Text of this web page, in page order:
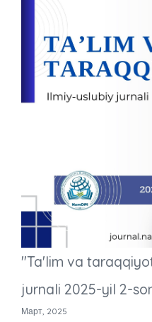
"Ta'lim va
jurnali 2025-yil 2-
Март, 2025